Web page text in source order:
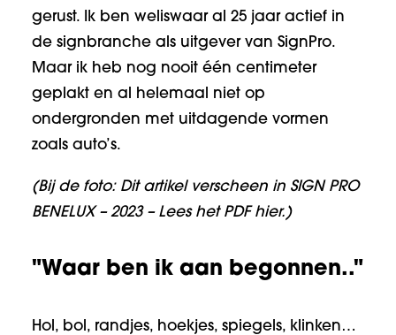
gerust. Ik ben weliswaar al 25 jaar actief in
de signbranche als uitgever van SignPro.
Maar ik heb nog nooit één centimeter
geplakt en al helemaal niet op
ondergronden met uitdagende vormen
zoals auto’s.
(Bij de foto: Dit artikel verscheen in SIGN PRO
BENELUX– 2023 – Lees het PDF hier.)
"Waar ben ik aan begonnen.."
Hol, bol, randjes, hoekjes, spiegels, klinken…